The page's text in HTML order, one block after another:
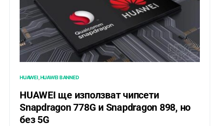
HUAWEI HUAWEI BANNED
HUAWEI ще използват чипсети
Snapdragon 778G и Snapdragon 898, но
без 5G